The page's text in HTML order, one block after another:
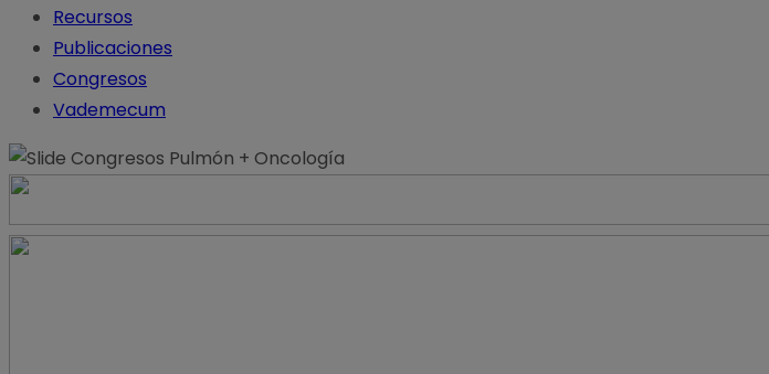
Recursos
Publicaciones
Congresos
Vademecum
Congresos Pulmón + Oncología